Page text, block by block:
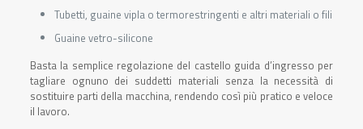
Tubetti, guaine vipla o termorestringenti e altri materiali o fili
Guaine vetro-silicone
Basta la semplice regolazione del castello guida d’ingresso per
tagliare ognuno dei suddetti materiali senza la necessità di
sostituire parti della macchina, rendendo così più pratico e veloce
il lavoro.